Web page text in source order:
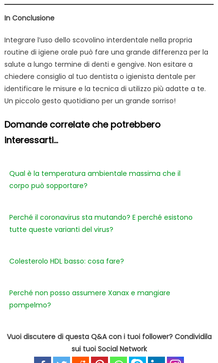
In Conclusione
Integrare l’uso dello scovolino interdentale nella propria
routine di igiene orale può fare una grande differenza per la
salute a lungo termine di denti e gengive. Non esitare a
chiedere consiglio al tuo dentista o igienista dentale per
identificare le misure e la tecnica di utilizzo più adatte a te.
Un piccolo gesto quotidiano per un grande sorriso!
Domande correlate che potrebbero
interessarti...
Qual è la temperatura ambientale massima che il
corpo può sopportare?
Perché il coronavirus sta mutando? E perché esistono
tutte queste varianti del virus?
Colesterolo HDL basso: cosa fare?
Perché non posso assumere Xanax e mangiare
pompelmo?
Vuoi discutere di questa Q&A con i tuoi follower? Condividila
sui tuoi Social Network